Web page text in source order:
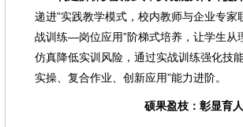
递进”实践教学模式，校内教师与企业专
战训练—岗位应用”阶梯式培养，让学生从
仿真降低实训风险，通过实战训练强化技
实操、复合作业、创新应用”能力进阶。
硕果盈枝：彰显育